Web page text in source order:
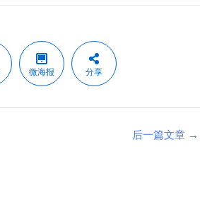
微海报 分享
后一篇文章 →